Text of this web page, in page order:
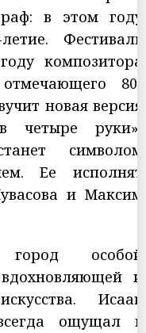
в этом году
Фестиваль
композитора
80-
новая версия
четыре руки»,
символом
Ее исполнят
и Максим
город особой
и
Исаак
ощущал в